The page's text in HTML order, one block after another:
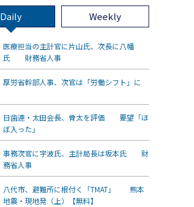
Daily Weekly
医療担当の主計官に片山氏、次長に八幡
氏 財務省人事
厚労省幹部人事、次官は「労働シフト」に
日歯連・太田会長、骨太を評価 要望「ほ
ぼ入った」
事務次官に宇波氏、主計局長は坂本氏 財
務省人事
八代市、避難所に根付く「TMAT」 熊本
地震・現地発（上）【無料】